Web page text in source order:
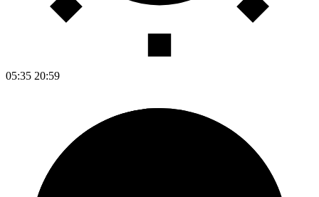
05:35 20:59